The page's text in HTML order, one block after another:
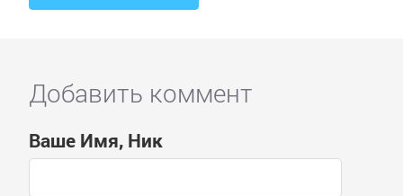
Добавить коммент
Ваше Имя, Ник